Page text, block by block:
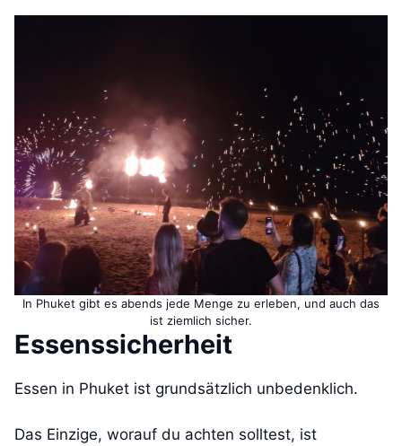
In Phuket gibt es abends jede Menge zu erleben, und auch das
ist ziemlich sicher.
Essenssicherheit
Essen in Phuket ist grundsätzlich unbedenklich.
Das Einzige, worauf du achten solltest, ist